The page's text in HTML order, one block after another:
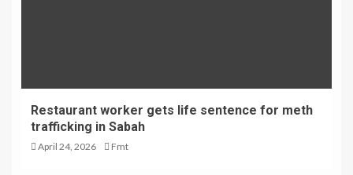
Restaurant worker gets life sentence for meth
trafficking in Sabah
April 24, 2026 Fmt